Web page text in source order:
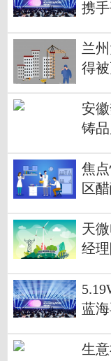
携
兰
得
安
铸
焦
区
天
经
蓝海
生